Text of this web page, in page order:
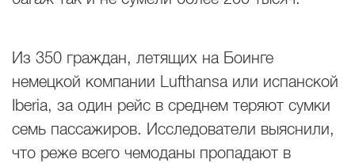
Из 350 граждан, летящих на Боинге
немецкой компании Lufthansa или испанской
Iberia, за один рейс в среднем теряют сумки
семь пассажиров. Исследователи выяснили,
что реже всего чемоданы пропадают в